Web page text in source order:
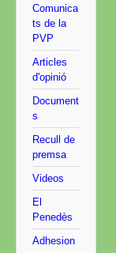
Comunica
ts de la
PVP
Articles
d'opinió
Document
s
Recull de
premsa
Videos
El
Penedès
Adhesion